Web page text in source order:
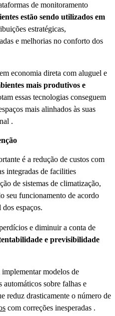
de monitoramento
estão sendo utilizados em
estratégicas,
e melhorias no conforto dos
economia direta com aluguel e
mais produtivos e
essas tecnologias conseguem
mais alinhados às suas
.
é a redução de custos com
integradas de facilities
de sistemas de climatização,
seu funcionamento de acordo
espaços.
e diminuir a conta de
e previsibilidade
modelos de
automáticos sobre falhas e
reduz drasticamente o número de
com correções inesperadas .